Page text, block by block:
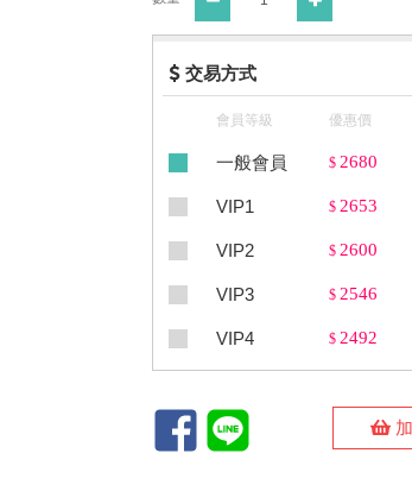
交易方式
會員等級 優惠價
一般會員 $ 2680
VIP1 $ 2653
VIP2 $ 2600
VIP3 $ 2546
VIP4 $ 2492